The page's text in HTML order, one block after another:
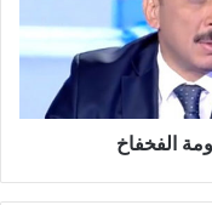
الفخفاخ